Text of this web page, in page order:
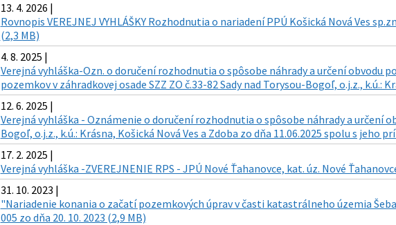
13. 4. 2026 |
Rovnopis VEREJNEJ VYHLÁŠKY Rozhodnutia o nariadení PPÚ Košická Nová Ves
(2,3 MB)
4. 8. 2025 |
Verejná vyhláška-Ozn. o doručení rozhodnutia o spôsobe náhrady a určení obvodu
pozemkov v záhradkovej osade SZZ ZO č.33-82 Sady nad Torysou-Bogoľ, o.j.z., k.ú.:
12. 6. 2025 |
Verejná vyhláška - Oznámenie o doručení rozhodnutia o spôsobe náhrady a určení
Bogoľ, o.j.z., k.ú.: Krásna, Košická Nová Ves a Zdoba zo dňa 11.06.2025 spolu s jeho
17. 2. 2025 |
Verejná vyhláška -ZVEREJNENIE RPS - JPÚ Nové Ťahanovce, kat. úz. Nové
31. 10. 2023 |
"Nariadenie konania o začatí pozemkových úprav v časti katastrálneho územia
005 zo dňa 20. 10. 2023 (2,9 MB)